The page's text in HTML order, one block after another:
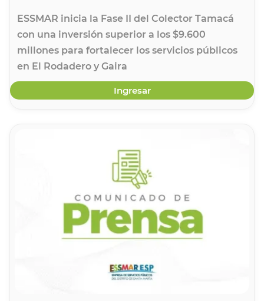
ESSMAR inicia la Fase II del Colector Tamacá
con una inversión superior a los $9.600
millones para fortalecer los servicios públicos
en El Rodadero y Gaira
Ingresar